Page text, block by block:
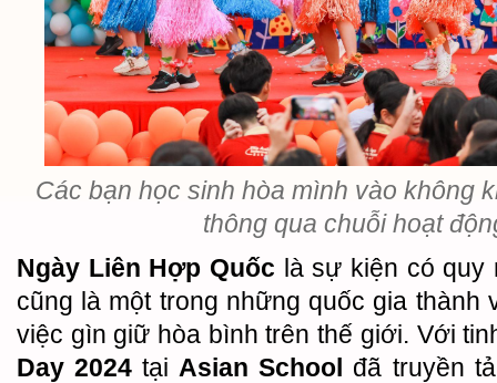
Các bạn học sinh hòa mình vào không
thông qua chuỗi hoạt
Ngày Liên Hợp Quốc là sự kiện có quy
cũng là một trong những quốc gia thành
việc gìn giữ hòa bình trên thế giới. Với
Day 2024 tại Asian School đã truyền